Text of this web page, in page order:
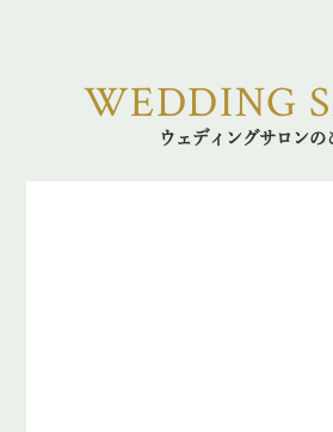
WEDDING
ウェディングサロンの